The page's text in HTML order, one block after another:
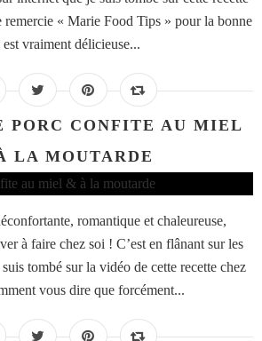
remercie « Marie Food Tips » pour la bonne
vraiment délicieuse...
PORC CONFITE AU MIEL
LA MOUTARDE
romantique et chaleureuse,
à faire chez soi ! C’est en flânant sur les
tombé sur la vidéo de cette recette chez
vous dire que forcément...